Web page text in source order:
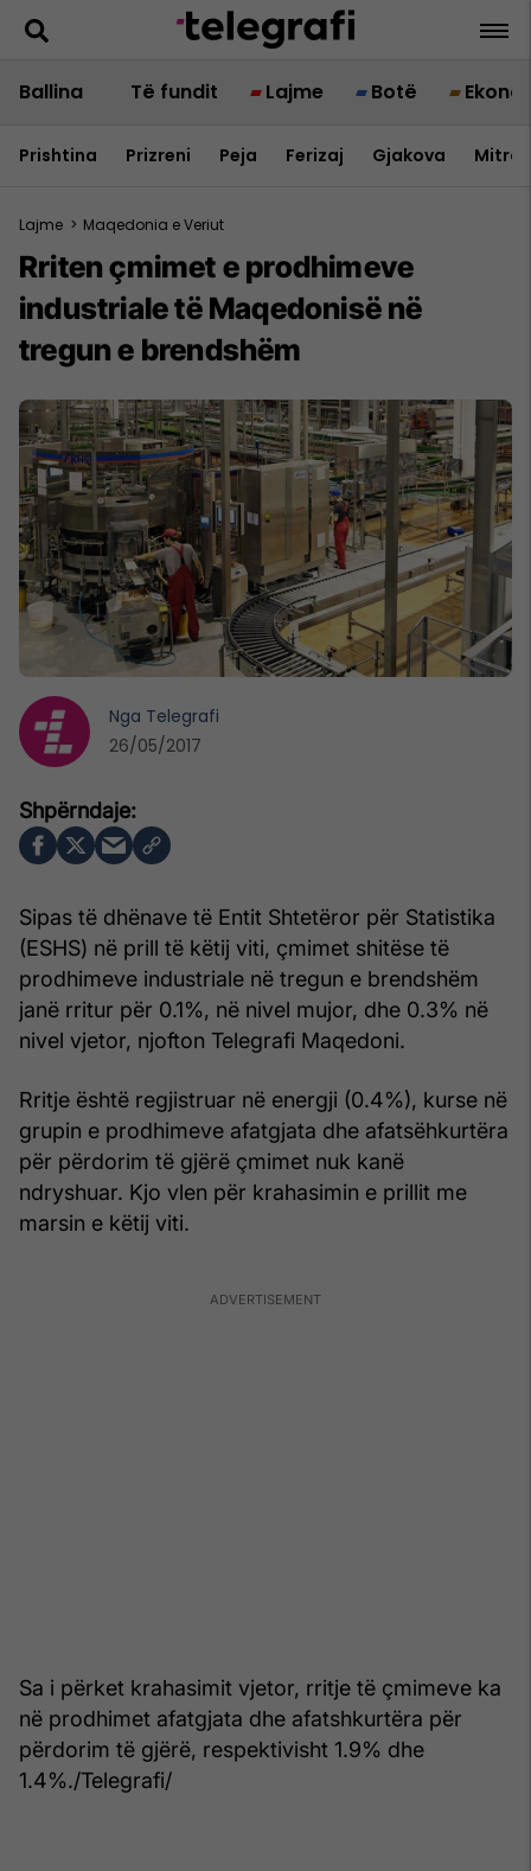
Ballina Të fundit Lajme Botë
Prishtina Prizreni Peja Ferizaj Gjakova
Lajme > Maqedonia e Veriut
Rriten çmimet e prodhimeve
industriale të Maqedonisë në
tregun e brendshëm
Sipas të dhënave të Entit Shtetëror për Statistika
(ESHS) në prill të këtij viti, çmimet shitëse të
prodhimeve industriale në tregun e brendshëm
janë rritur për 0.1%, në nivel mujor, dhe 0.3% në
nivel vjetor, njofton Telegrafi Maqedoni.
Rritje është regjistruar në energji (0.4%), kurse në
grupin e prodhimeve afatgjata dhe afatsëhkurtëra
për përdorim të gjërë çmimet nuk kanë
ndryshuar. Kjo vlen për krahasimin e prillit me
marsin e këtij viti.
Sa i përket krahasimit vjetor, rritje të çmimeve ka
në prodhimet afatgjata dhe afatshkurtëra për
përdorim të gjërë, respektivisht 1.9% dhe
1.4%./Telegrafi/
Nga Telegrafi
26/05/2017